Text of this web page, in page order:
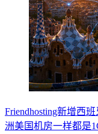
Friendhosting新增西
洲美国机房一样都是